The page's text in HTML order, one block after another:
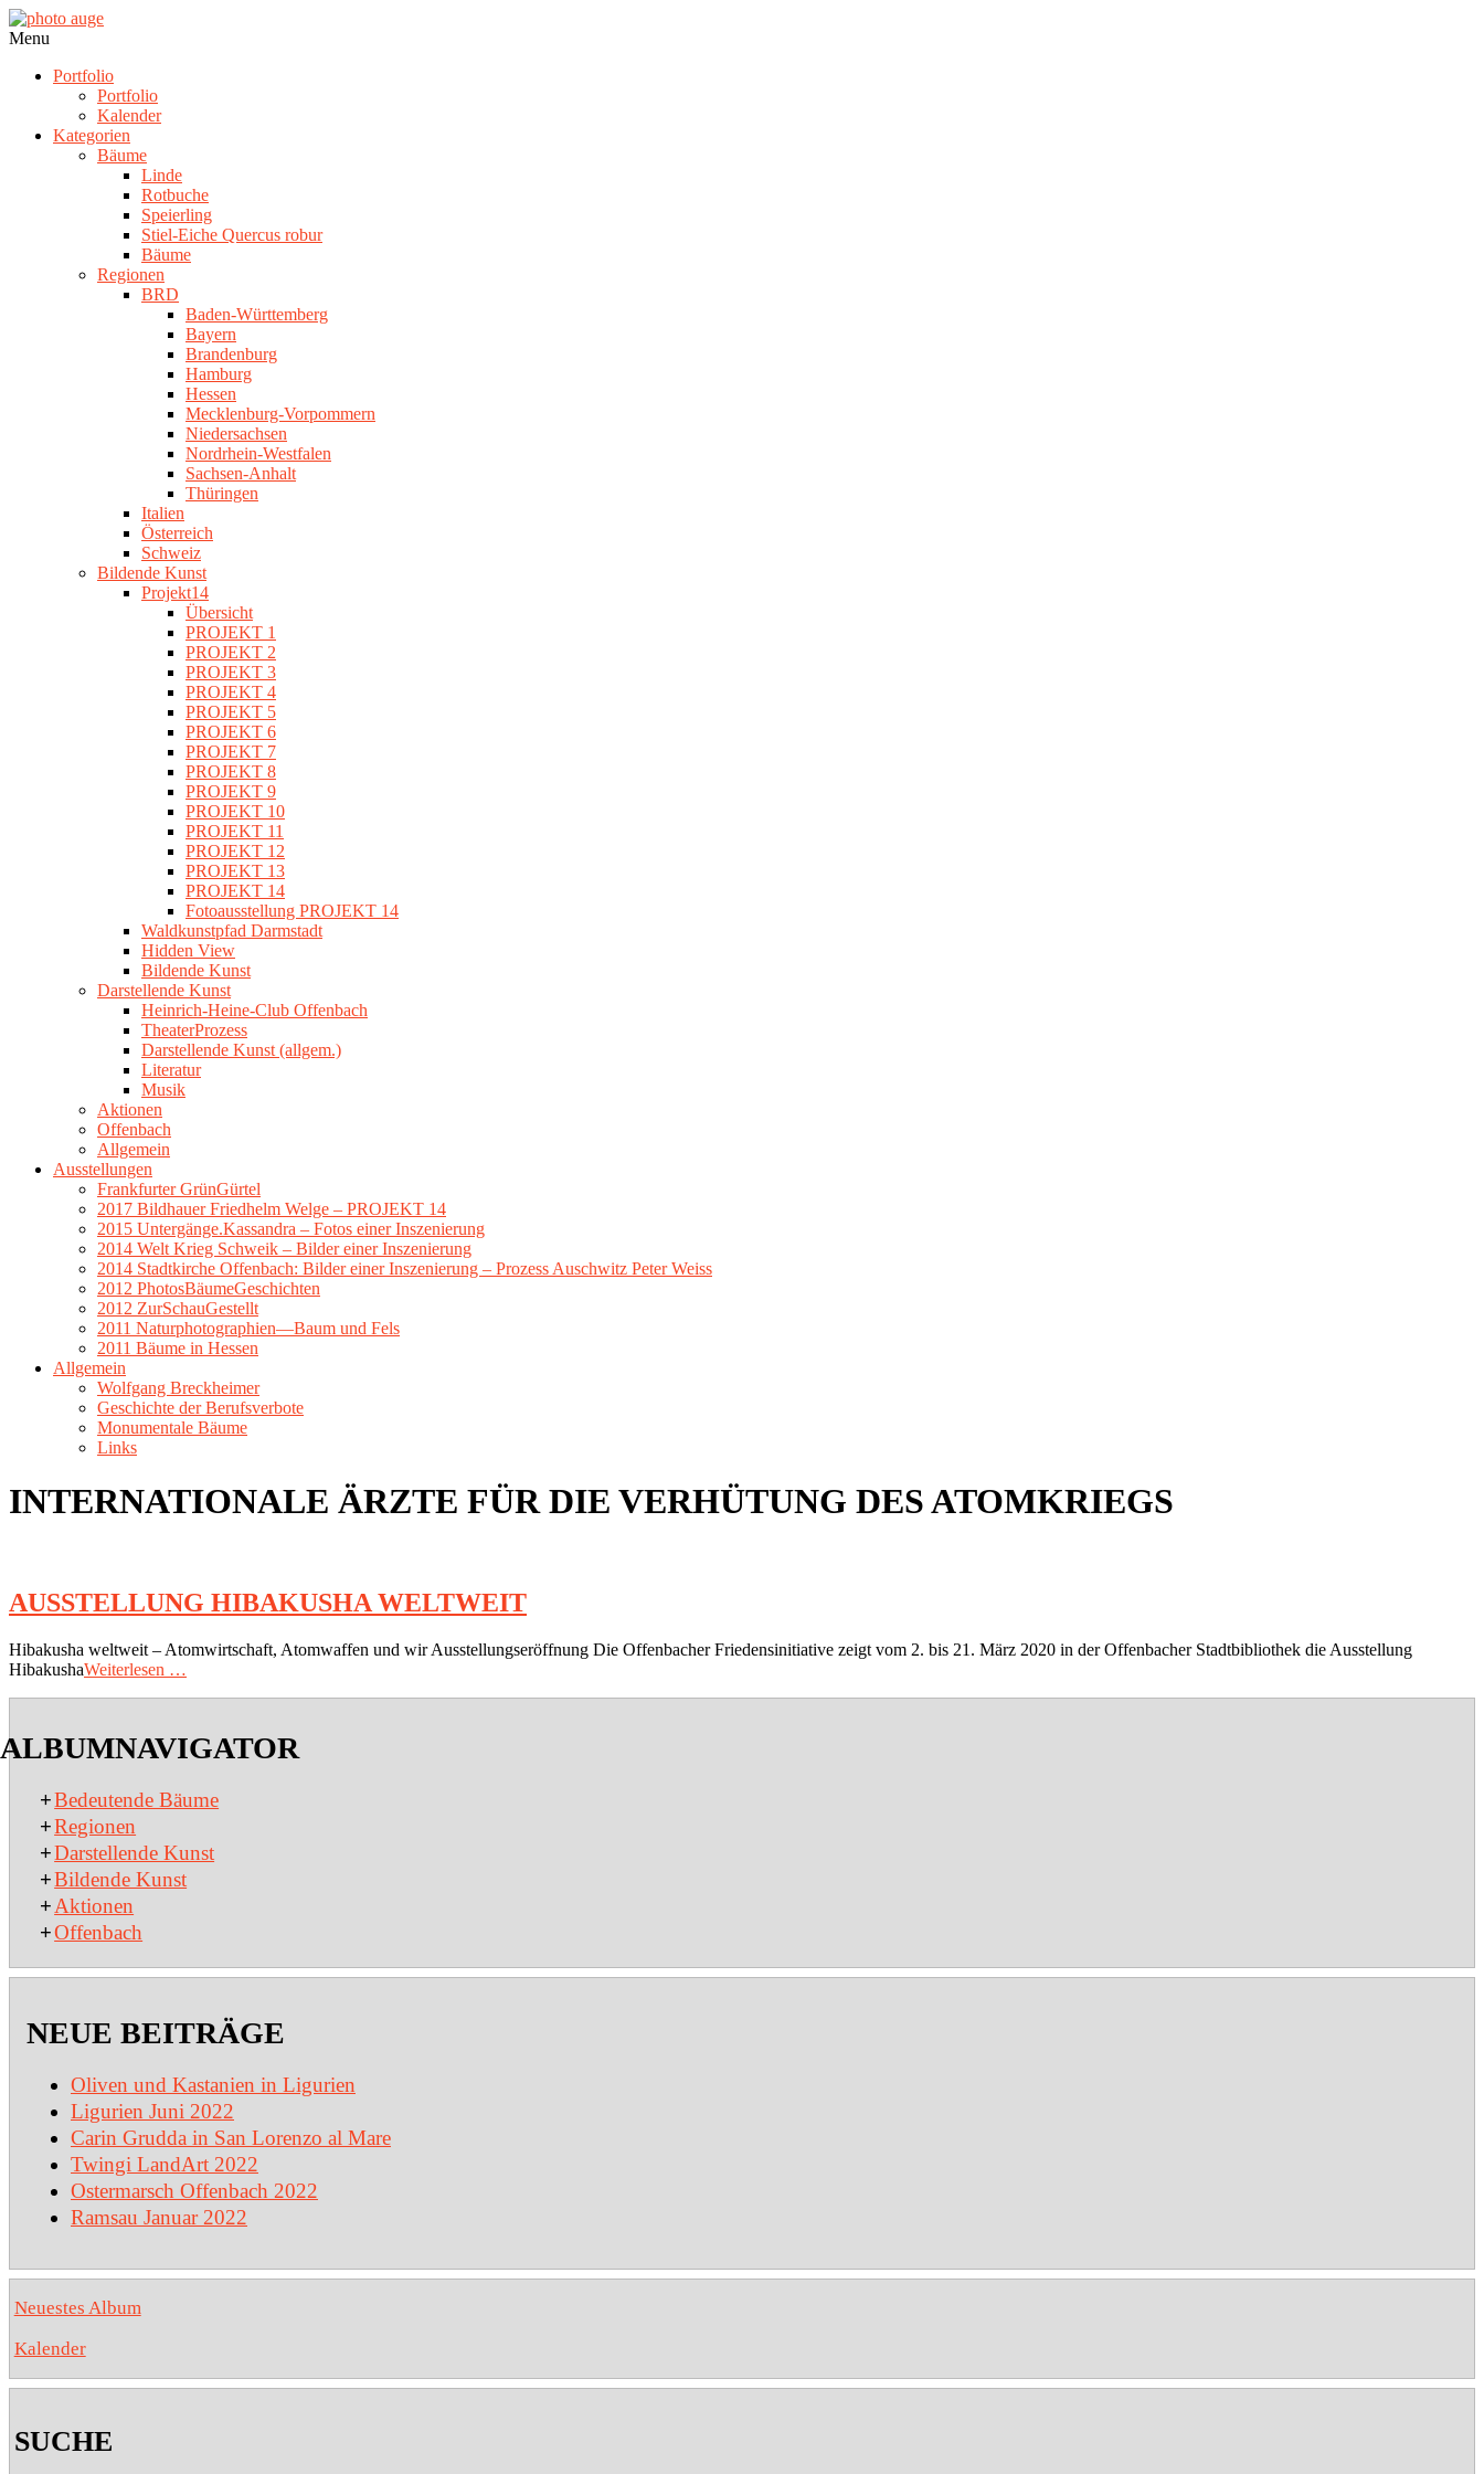
Skip
to
photo
Navigation
Menu
Portfolio
Portfolio
Kalender
Kategorien
Bäume
Linde
Rotbuche
Speierling
Stiel-Eiche Quercus robur
Bäume
Regionen
BRD
Baden-Württemberg
Bayern
Brandenburg
Hamburg
Hessen
Mecklenburg-Vorpommern
Niedersachsen
Nordrhein-Westfalen
Sachsen-Anhalt
Thüringen
Italien
Österreich
Schweiz
Bildende Kunst
Projekt14
Übersicht
PROJEKT 1
PROJEKT 2
PROJEKT 3
PROJEKT 4
PROJEKT 5
PROJEKT 6
PROJEKT 7
PROJEKT 8
PROJEKT 9
PROJEKT 10
PROJEKT 11
PROJEKT 12
PROJEKT 13
PROJEKT 14
Fotoausstellung PROJEKT 14
Waldkunstpfad Darmstadt
Hidden View
Bildende Kunst
Darstellende Kunst
Heinrich-Heine-Club Offenbach
TheaterProzess
Darstellende Kunst (allgem.)
Literatur
Musik
Aktionen
Offenbach
Allgemein
Ausstellungen
Frankfurter GrünGürtel
2017 Bildhauer Friedhelm Welge – PROJEKT 14
2015 Untergänge.Kassandra – Fotos einer Inszenierung
2014 Welt Krieg Schweik – Bilder einer Inszenierung
2014 Stadtkirche Offenbach: Bilder einer Inszenierung – Prozess Auschwitz Peter Weiss
2012 PhotosBäumeGeschichten
2012 ZurSchauGestellt
2011 Naturphotographien—Baum und Fels
2011 Bäume in Hessen
Allgemein
Wolfgang Breckheimer
Geschichte der Berufsverbote
Monumentale Bäume
Links
INTERNATIONALE ÄRZTE FÜR DIE VERHÜTUNG DES ATOMKRIEGS
AUSSTELLUNG HIBAKUSHA WELTWEIT
2020-
03-
Hibakusha weltweit – Atomwirtschaft, Atomwaffen und wir Ausstellungseröffnung Die Offenbacher Friedensinitiative zeigt vom 2. bis 21. März 2020 in der Offenbacher Stadtbibliothek die Ausstellung
HibakushaWeiterlesen …
ALBUMNAVIGATOR
+Bedeutende Bäume
+Regionen
+Darstellende Kunst
+Bildende Kunst
+Aktionen
+Offenbach
NEUE BEITRÄGE
Oliven und Kastanien in Ligurien
Ligurien Juni 2022
Carin Grudda in San Lorenzo al Mare
Twingi LandArt 2022
Ostermarsch Offenbach 2022
Ramsau Januar 2022
Neuestes Album
Kalender
SUCHE